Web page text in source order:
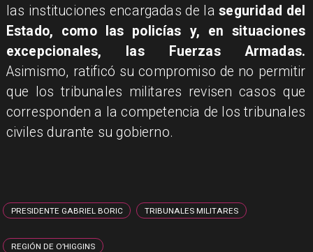
las instituciones encargadas de laseguridad del
Estado, como las policías y, en situaciones
excepcionales, las Fuerzas Armadas.
Asimismo, ratificó su compromiso de no permitir
que los tribunales militares revisen casos que
corresponden a la competencia de los tribunales
civiles durante su gobierno.
PRESIDENTE GABRIEL BORIC TRIBUNALES MILITARES
REGIÓN DE O’HIGGINS